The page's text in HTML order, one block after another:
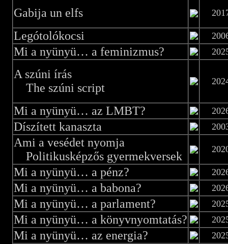
Gabija un elfs
Legótolókocsi
Mi a nyünyü… a feminizmus?
A szúni írás
The szúni script
Mi a nyünyü… az LMBT?
Díszített kanaszta
Ami a vesédet nyomja
Politikusképzős gyermekversek
Mi a nyünyü… a pénz?
Mi a nyünyü… a babona?
Mi a nyünyü… a parlament?
Mi a nyünyü… a könyvnyomtatás?
Mi a nyünyü… az energia?